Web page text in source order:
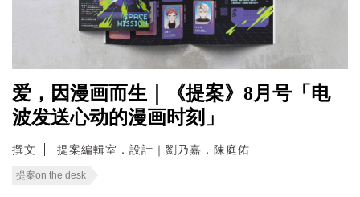
爱，因漫画而生｜《提案》8月号「电
波发送心动的漫画时刻」
撰文 提案編輯室．設計｜劉乃嘉．陳庭佑
提案on the desk